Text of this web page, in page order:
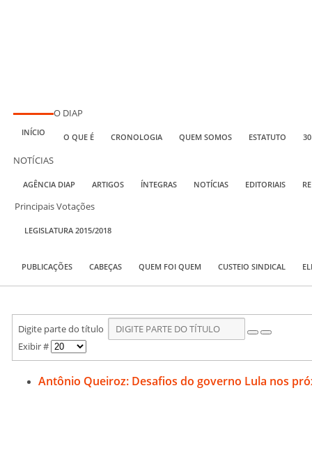
INÍCIO
O DIAP
O QUE É CRONOLOGIA QUEM SOMOS ESTATUTO
NOTÍCIAS
AGÊNCIA DIAP ARTIGOS ÍNTEGRAS NOTÍCIAS EDITORIAIS
Principais Votações
LEGISLATURA 2015/2018
PUBLICAÇÕES CABEÇAS QUEM FOI QUEM CUSTEIO SINDICAL
Digite parte do título
Exibir #
Antônio Queiroz: Desafios do governo Lula nos